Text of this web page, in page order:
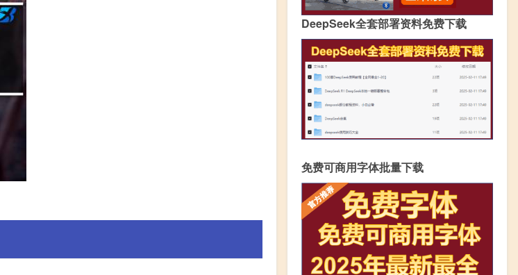
DeepSeek全套部署资料免费下载
免费可商用字体批量下载